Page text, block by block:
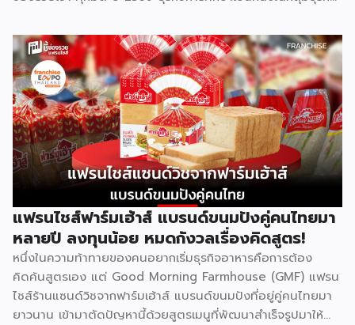
ปกครองไทยให้ความสำคัญกับการเรียนของลูกหลานเสมอ และ
Bright Up Kids คือแบรนด์แฟรนไชส์การศึกษาที่เข้ามาตอบ
โจทย์นี้ ด้วยหลักสูตรที่ได้รับการยอมรับว่าติด 1 ใน 10 กวดวิชาที่
ดีที่สุดในประเทศไทย จุดเด่นสำคัญคืองบลงทุนเริ่มต้นเพียง
79,000 บาท พร้อมระบบเทรนแบบมืออาชีพให้ฟรี ทำให้ผู้ที่ไม่มี
ประสบการณ์ด้านการสอนมาก่อนก็สามารถเป็นเจ้าของธุรกิจกวด
วิชาได้ รู้จัก Bright Up Kids ก่อนตัดสินใจ Bright Up Kids
เป็นแฟรนไชส์การศึกษาที่มีหลักสูตรครบ จบที่เดียว ครอบคลุม
วิชาหลักอย่างคณิตศาสตร์ วิทยาศาสตร์ และภาษาอังกฤษ ซึ่งเป็น
วิชาที่ผู้ปกครองส่วนใหญ่ให้ความสำคัญที่สุดในการติวเสริมให้ลูก
จุดแข็งที่ทำให้แบรนด์ได้รับความเชื่อถือคือการติดอันดับ 1 ใน 10
[…]
แฟรนไชส์ฟาร์มเฮ้าส์ แบรนด์ขนมปังคู่คนไทยมา
หลายปี ลงทุนน้อย หมดกังวลเรื่องคิดสูตร!
หนึ่งในความท้าทายของคนอยากเริ่มธุรกิจอาหารคือการต้อง
คิดค้นสูตรเอง แต่ Good Morning Farmhouse (GMF) แฟรน
ไชส์ร้านแซนด์วิชจากฟาร์มเฮ้าส์ แบรนด์ขนมปังที่อยู่คู่คนไทยมา
ยาวนาน เข้ามาตัดปัญหานี้ด้วยสูตรเมนูที่พัฒนาสำเร็จรูปมาให้